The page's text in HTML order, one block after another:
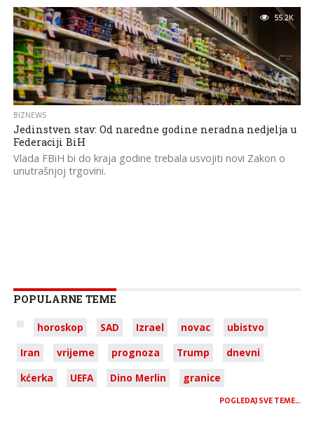
55.2K
BIZNEWS
Jedinstven stav: Od naredne godine neradna nedjelja u
Federaciji BiH
Vlada FBiH bi do kraja godine trebala usvojiti novi Zakon o
unutrašnjoj trgovini.
POPULARNE TEME
horoskop SAD Izrael novac
ubistvo
Iran
vrijeme prognoza Trump
dnevni
kćerka
UEFA Dino Merlin granice
POGLEDAJ SVE TEME…